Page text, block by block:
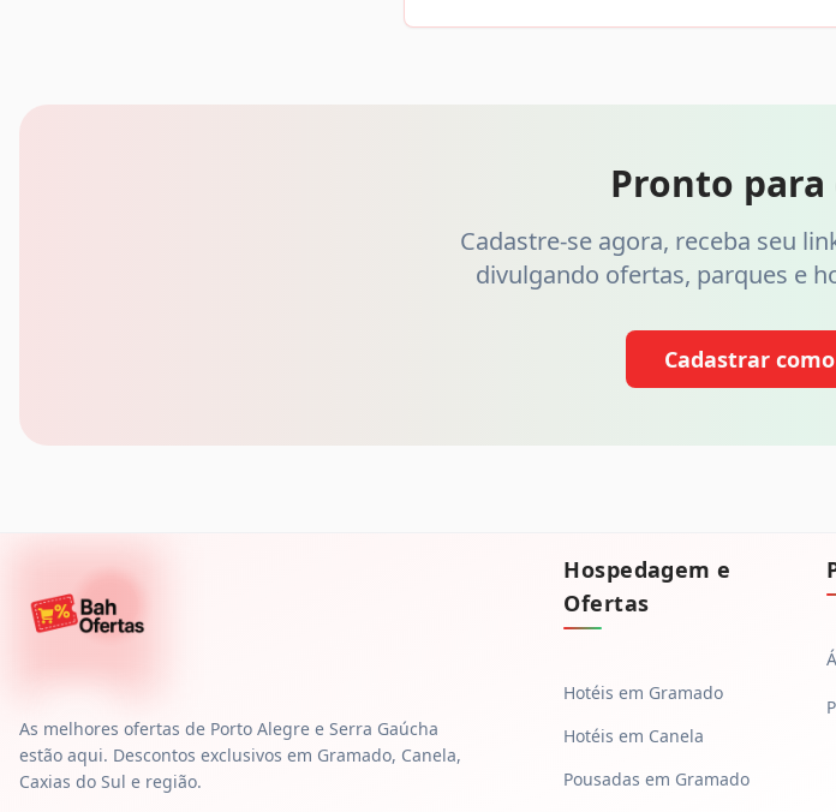
Pronto para
Cadastre-se agora, receba seu
divulgando ofertas, parques e
Cadastrar
As melhores ofertas de Porto Alegre e Serra Gaúcha
estão aqui. Descontos exclusivos em Gramado, Canela,
Caxias do Sul e região.
Hospedagem e
Ofertas
Hotéis em Gramado
Hotéis em Canela
Pousadas em Gramado